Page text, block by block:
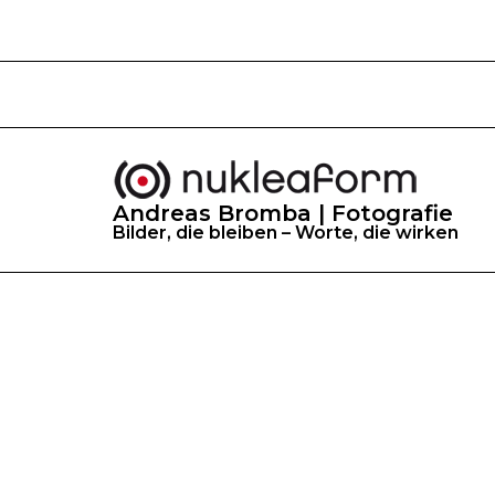
Andreas Bromba | Fotografie
Bilder, die bleiben – Worte, die wirken